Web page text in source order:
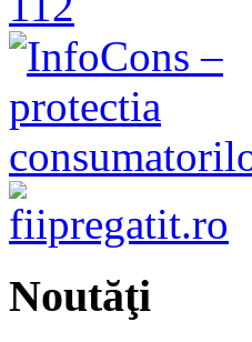
Noutăţi